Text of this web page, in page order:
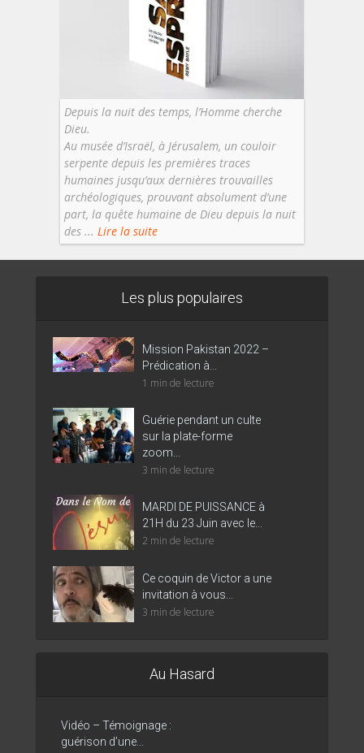
Depuis la nuit des temps, l’Homme cherche
Dieu.
Au musée d’Israël, à Jérusalem, un couloir
serpente depuis les premières traces
humaines jusqu’aux dernières trouvailles
archéologiques, prouvant absolument d’une
part, la quête humaine de Dieu depuis la nuit
des ... Lire la suite
Les plus populaires
Mission Pakistan 2022 –
Prédication à...
1 min de lecture
Guérie pendant un culte
sur la plate-forme
zoom...
3 min de lecture
MARDI DE PUISSANCE à
21H du 23 Juin avec le...
2 min de lecture
Ce coquin de Victor a une
invitation à vous...
3 min de lecture
Au Hasard
Vidéo – Témoignage :
guérison d’une...